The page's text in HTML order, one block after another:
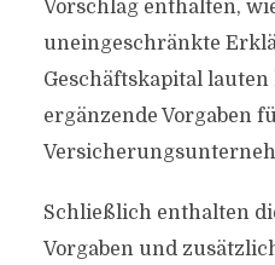
Vorschlag enthalten,
uneingeschränkte
Geschäftskapital
ergänzende Vorgaben
Schließlich enthalten
Vorgaben und